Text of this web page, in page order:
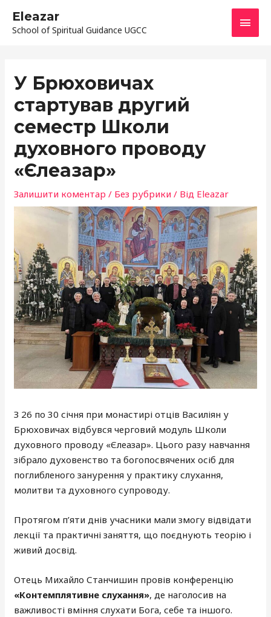
вмісту
Eleazar
School of Spiritual Guidance UGCC
У Брюховичах
стартував другий
семестр Школи
духовного проводу
«Єлеазар»
Залишити коментар / Без рубрики / Від Eleazar
З 26 по 30 січня при монастирі отців Василіян у
Брюховичах відбувся черговий модуль Школи
духовного проводу «Єлеазар». Цього разу навчання
зібрало духовенство та богопосвячених осіб для
поглибленого занурення у практику слухання,
молитви та духовного супроводу.
Протягом п’яти днів учасники мали змогу відвідати
лекції та практичні заняття, що поєднують теорію і
живий досвід.
Отець Михайло Станчишин провів конференцію
«Контемплятивне слухання», де наголосив на
важливості вміння слухати Бога, себе та іншого.
запису